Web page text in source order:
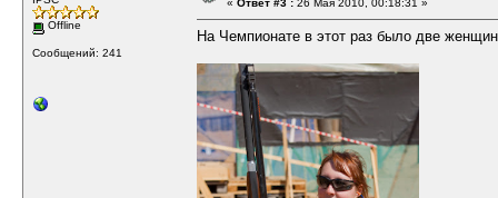
Offline
Сообщений: 241
« Ответ #3 : 26 Мая 2010, 00:18:31 »
На Чемпионате в этот раз было две